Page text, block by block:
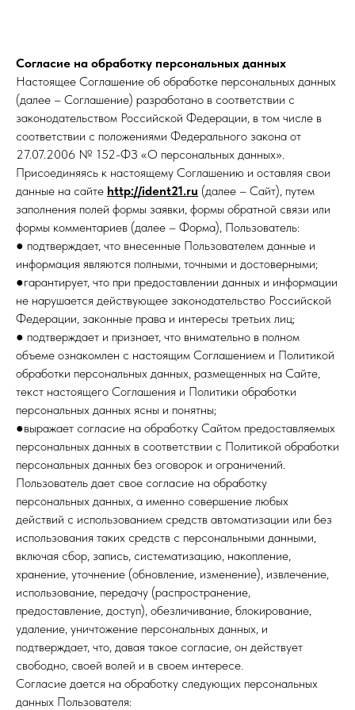
Согласие на обработку персональных данных
Настоящее Соглашение об обработке персональных данных
(далее – Соглашение) разработано в соответствии с
законодательством Российской Федерации, в том числе в
соответствии с положениями Федерального закона от
27.07.2006 № 152-ФЗ «О персональных данных».
Присоединяясь к настоящему Соглашению и оставляя свои
данные на сайте http://ident21.ru (далее – Сайт), путем
заполнения полей формы заявки, формы обратной связи или
формы комментариев (далее – Форма), Пользователь:
● подтверждает, что внесенные Пользователем данные и
информация являются полными, точными и достоверными;
●гарантирует, что при предоставлении данных и информации
не нарушается действующее законодательство Российской
Федерации, законные права и интересы третьих лиц;
● подтверждает и признает, что внимательно в полном
объеме ознакомлен с настоящим Соглашением и Политикой
обработки персональных данных, размещенных на Сайте,
текст настоящего Соглашения и Политики обработки
персональных данных ясны и понятны;
●выражает согласие на обработку Сайтом предоставляемых
персональных данных в соответствии с Политикой обработки
персональных данных без оговорок и ограничений.
Пользователь дает свое согласие на обработку
персональных данных, а именно совершение любых
действий с использованием средств автоматизации или без
использования таких средств с персональными данными,
включая сбор, запись, систематизацию, накопление,
хранение, уточнение (обновление, изменение), извлечение,
использование, передачу (распространение,
предоставление, доступ), обезличивание, блокирование,
удаление, уничтожение персональных данных, и
подтверждает, что, давая такое согласие, он действует
свободно, своей волей и в своем интересе.
Согласие дается на обработку следующих персональных
данных Пользователя: